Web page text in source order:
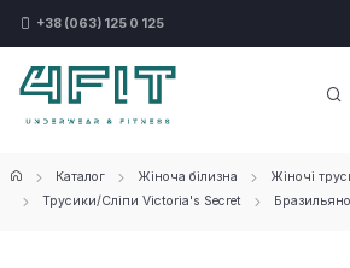
+38 (063) 125 0 125
Каталог Жіноча білизна
Жіночі
Трусики/Сліпи Victoria's Secret